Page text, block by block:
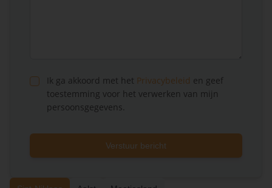
Ik ga akkoord met het Privacybeleid en geef
toestemming voor het verwerken van mijn
persoonsgegevens.
Verstuur bericht